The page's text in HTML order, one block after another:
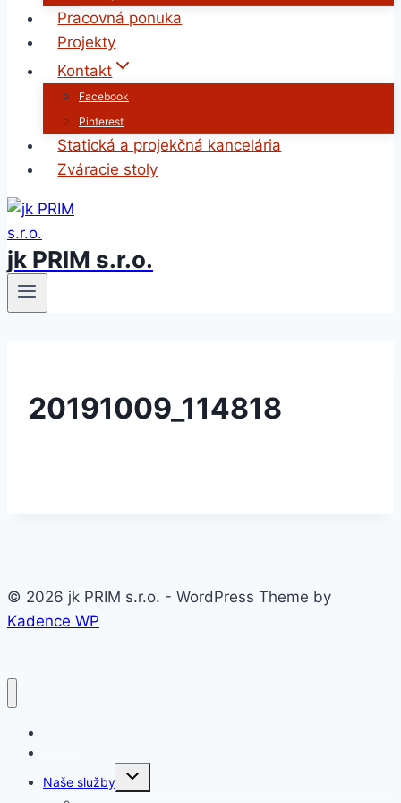
Pracovná ponuka
Projekty
Kontakt
Facebook
Pinterest
Statická a projekčná kancelária
Zváracie stoly
jk PRIM s.r.o.
20191009_114818
© 2026 jk PRIM s.r.o. - WordPress Theme by
Kadence WP
Naše služby
Toggle
child